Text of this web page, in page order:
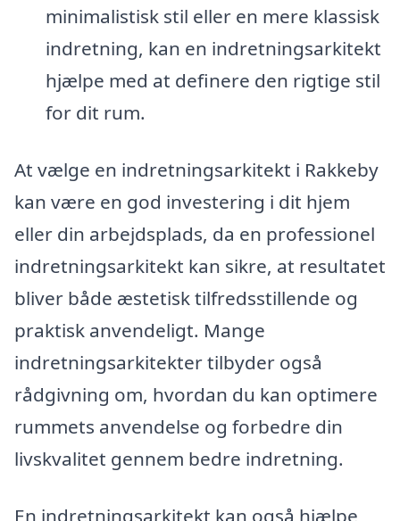
minimalistisk stil eller en mere klassisk
indretning, kan en indretningsarkitekt
hjælpe med at definere den rigtige stil
for dit rum.
At vælge en indretningsarkitekt i Rakkeby
kan være en god investering i dit hjem
eller din arbejdsplads, da en professionel
indretningsarkitekt kan sikre, at resultatet
bliver både æstetisk tilfredsstillende og
praktisk anvendeligt. Mange
indretningsarkitekter tilbyder også
rådgivning om, hvordan du kan optimere
rummets anvendelse og forbedre din
livskvalitet gennem bedre indretning.
En indretningsarkitekt kan også hjælpe